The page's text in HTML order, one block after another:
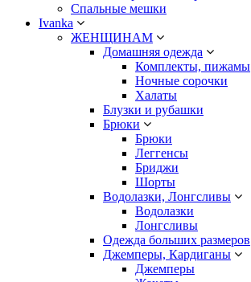
Спальные мешки
Ivanka
ЖЕНЩИНАМ
Домашняя одежда
Комплекты, пижамы
Ночные сорочки
Халаты
Блузки и рубашки
Брюки
Брюки
Леггенсы
Бриджи
Шорты
Водолазки, Лонгсливы
Водолазки
Лонгсливы
Одежда больших размеров
Джемперы, Кардиганы
Джемперы